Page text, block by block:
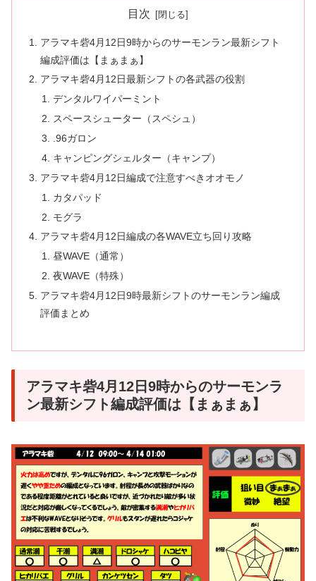
目次
アラマキ砦4月12日9時からのサーモンラン最新シフト
編成評価は【まぁまぁ】
アラマキ砦4月12日最新シフトの各武器の役割
デンタルワイパーミント
スペースシューター（スペシュ）
.96ガロン
キャンピングシェルター（キャンプ）
アラマキ砦4月12日編成で注意すべきオオモノ
カタパッド
モグラ
アラマキ砦4月12日編成の各WAVE立ち回り攻略
昼WAVE（通常）
夜WAVE（特殊）
アラマキ砦4月12日9時最新シフトのサーモンラン編成
評価まとめ
アラマキ砦4月12日9時からのサーモンラ
ン最新シフト編成評価は【まぁまぁ】